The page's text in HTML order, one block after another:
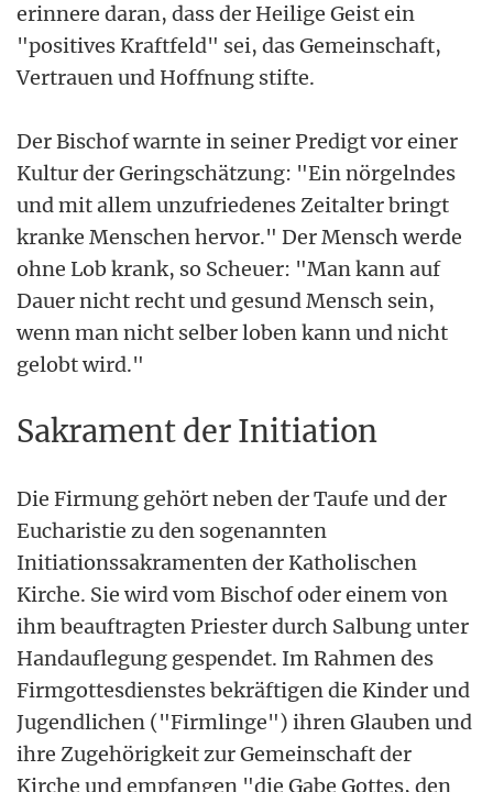
erinnere daran, dass der Heilige Geist ein
"positives Kraftfeld" sei, das Gemeinschaft,
Vertrauen und Hoffnung stifte.
Der Bischof warnte in seiner Predigt vor einer
Kultur der Geringschätzung: "Ein nörgelndes
und mit allem unzufriedenes Zeitalter bringt
kranke Menschen hervor." Der Mensch werde
ohne Lob krank, so Scheuer: "Man kann auf
Dauer nicht recht und gesund Mensch sein,
wenn man nicht selber loben kann und nicht
gelobt wird."
Sakrament der Initiation
Die Firmung gehört neben der Taufe und der
Eucharistie zu den sogenannten
Initiationssakramenten der Katholischen
Kirche. Sie wird vom Bischof oder einem von
ihm beauftragten Priester durch Salbung unter
Handauflegung gespendet. Im Rahmen des
Firmgottesdienstes bekräftigen die Kinder und
Jugendlichen ("Firmlinge") ihren Glauben und
ihre Zugehörigkeit zur Gemeinschaft der
Kirche und empfangen "die Gabe Gottes, den